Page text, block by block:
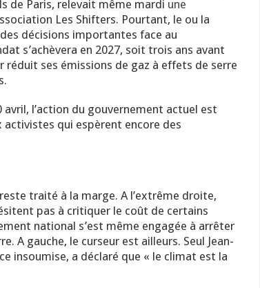
de Paris, relevait même mardi une
Les Shifters. Pourtant, le ou la
décisions importantes face au
s’achèvera en 2027, soit trois ans avant
réduit ses émissions de gaz à effets de serre
l’action du gouvernement actuel est
qui espèrent encore des
traité à la marge. A l’extrême droite,
pas à critiquer le coût de certains
national s’est même engagée à arrêter
A gauche, le curseur est ailleurs. Seul Jean-
insoumise, a déclaré que « le climat est la